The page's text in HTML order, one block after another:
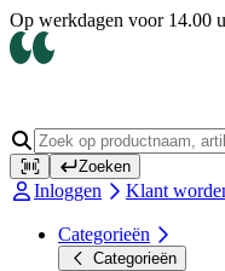
Op werkdagen voor 14.00
Zoeken
Inloggen Klant
Categorieën
Categorieën